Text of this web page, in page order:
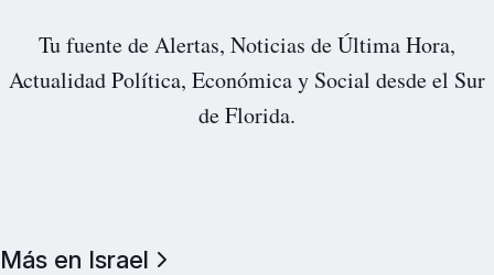
Tu fuente de Alertas, Noticias de Última Hora,
Actualidad Política, Económica y Social desde el Sur
de Florida.
Más en Israel